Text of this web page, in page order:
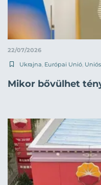
22/07/2026
Ukrajna Európai Unió
Mikor bővülhet